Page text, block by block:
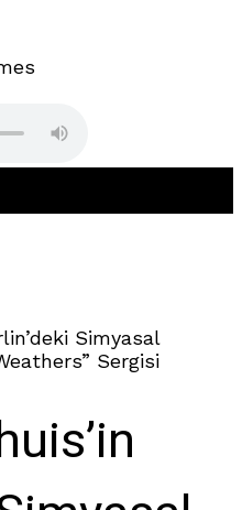
Simyasal
Sergisi